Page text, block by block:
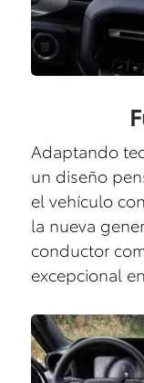
Adaptando
un diseño
el vehículo
la nueva
conductor
excepcional